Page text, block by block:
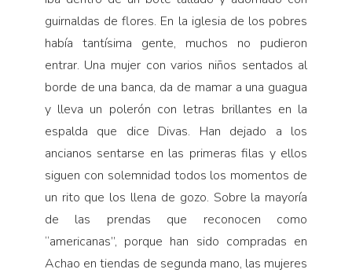
guirnaldas de flores. En la iglesia de los pobres
había tantísima gente, muchos no pudieron
entrar. Una mujer con varios niños sentados al
borde de una banca, da de mamar a una guagua
y lleva un polerón con letras brillantes en la
espalda que dice Divas. Han dejado a los
ancianos sentarse en las primeras filas y ellos
siguen con solemnidad todos los momentos de
un rito que los llena de gozo. Sobre la mayoría
de las prendas que reconocen como
“americanas”, porque han sido compradas en
Achao en tiendas de segunda mano, las mujeres